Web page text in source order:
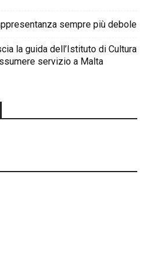
sempre più debole
la guida dell’Istituto di Cultura
servizio a Malta